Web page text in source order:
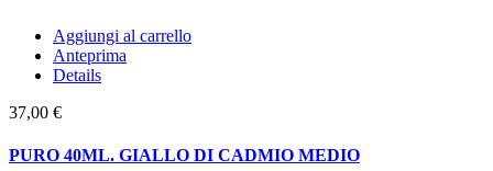
Aggiungi al carrello
Anteprima
Details
37,00 €
PURO 40ML. GIALLO DI CADMIO MEDIO